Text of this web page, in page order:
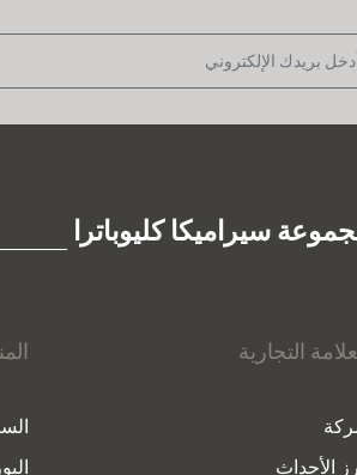
سيراميكا كليوباترا
التجارية
الأحداث